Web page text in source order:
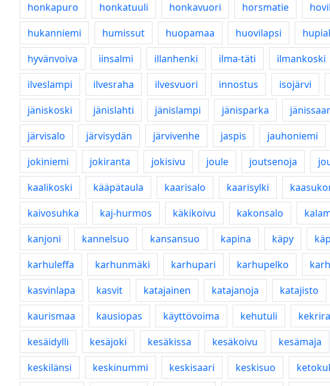
honkapuro
honkatuuli honkavuori horsmatie
hukanniemi
humissut huopamaa huovilapsi
hyvänvoiva
iinsalmi illanhenki ilma-täti ilmankoski
ilveslampi
ilvesraha ilvesvuori innostus isojärvi
jäniskoski
jänislahti jänislampi jänisparka
järvisalo
järvisydän järvivenhe jaspis jauhoniemi
jokiniemi
jokiranta jokisivu joule joutsenoja
kaalikoski
kääpätaula kaarisalo kaarisylki
kaivosuhka
kaj-hurmos käkikoivu kakonsalo
kanjoni
kannelsuo kansansuo kapina käpy
karhuleffa
karhunmäki karhupari karhupelko
kasvinlapa
kasvit katajainen katajanoja katajisto
kaurismaa
kausiopas käyttövoima kehutuli
kesäidylli
kesäjoki kesäkissa kesäkoivu kesämaja
keskilänsi
keskinummi keskisaari keskisuo